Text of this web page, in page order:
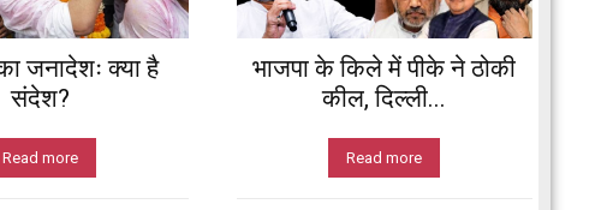
जनादेशः क्या है
संदेश?
Read more
भाजपा के किले में पीके ने ठोकी
कील, दिल्ली...
Read more